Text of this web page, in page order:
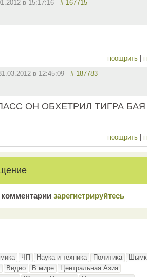
в 15:17:16 # 167715
поощрить
в 12:45:09 # 187783
ОН ОБХЕТРИЛ ТИГРА БАЯ
поощрить
зарeгиcтрирyйтeсь
ЧП Наука и техника Политика
Видео В мире
Центральная Азия